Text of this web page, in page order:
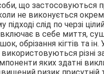
що застосовуються
не виконується
підході слід по черзі
в себе миття,
обрізання кігтів та ін.
використовуються різні
яких здатні
ризик присутній